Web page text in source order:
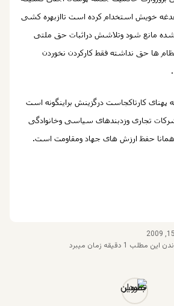
خویش استخدام کرده است تاازبهره کشی
مانع شود وتلاشش دراثبات حق ملتی
ها حق نداشته فقط کارکردن نخوردن
پهنای کارتاکجاست درگزینش براینگونه است
تجاری وزدبندهای سیاسی وخانوادگی
همانا حفظ ارزش های جهاد ومقاومت است.
مطلب 1 دقیقه زمان میبرد